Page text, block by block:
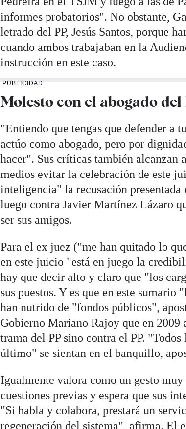
informes probatorios". No obstante,
letrado del PP, Jesús Santos, porque
cuando ambos trabajaban en la
instrucción en este caso.
PUBLICIDAD
Molesto con el abogado del
"Entiendo que tengas que defender a
actúo como abogado, pero por
hacer". Sus críticas también alcanzan
medios evitar la celebración de este
inteligencia" la recusación
luego contra Javier Martínez Lázaro
ser sus amigos.
Para el ex juez ("me han quitado lo
en este juicio "está en juego la
hay que decir alto y claro que "los
sus puestos. Y es que en este sumario
han nutrido de "fondos públicos",
Gobierno Mariano Rajoy que en 2009
trama del PP sino contra el PP.
último" se sientan en el banquillo,
Igualmente valora como un gesto
cuestiones previas y espera que sus
"Si habla y colabora, prestará un
regeneración del sistema", afirma. El